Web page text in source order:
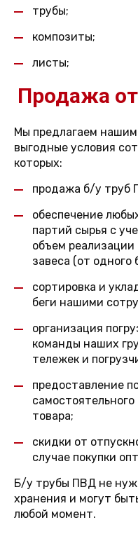
трубы;
композиты;
листы;
Продажа
Мы предлагаем
выгодные условия
которых:
продажа б/у труб
обеспечение
партий сырья с
объем
завеса (от одного
сортировка и
беги нашими
организация
команды наших
тележек и
предоставление
товара;
скидки от
случае покупки
Б/у трубы ПВД не
хранения и могут
любой момент.